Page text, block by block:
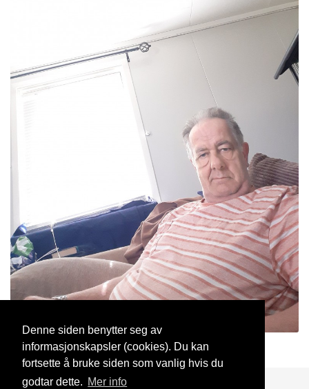
Denne siden benytter seg av
informasjonskapsler (cookies). Du kan
fortsette å bruke siden som vanlig hvis du
godtar dette. Mer info
Arvido 2 Jul, 2022
Blogg Support Kontakt oss